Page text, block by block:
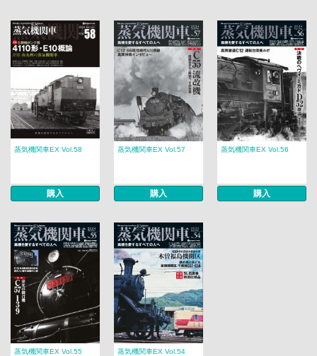
蒸気機関車EX Vol.58
購入
蒸気機関車EX Vol.57
購入
蒸気機関車EX Vol.56
購入
蒸気機関車EX Vol.55 蒸気機関車EX Vol.54